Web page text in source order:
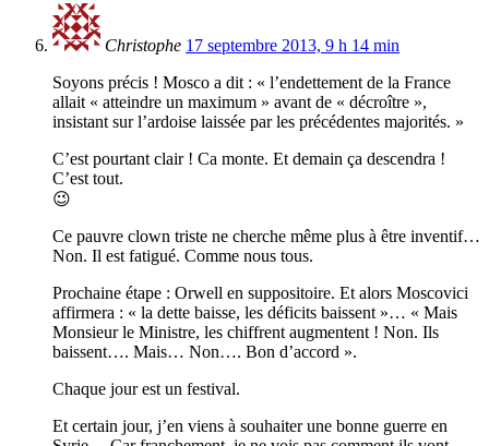
Christophe 17 septembre 2013, 9 h 14 min
Soyons précis ! Mosco a dit : « l’endettement de la France
allait « atteindre un maximum » avant de « décroître »,
insistant sur l’ardoise laissée par les précédentes majorités. »
C’est pourtant clair ! Ca monte. Et demain ça descendra !
C’est tout.
😉
Ce pauvre clown triste ne cherche même plus à être inventif…
Non. Il est fatigué. Comme nous tous.
Prochaine étape : Orwell en suppositoire. Et alors Moscovici
affirmera : « la dette baisse, les déficits baissent »… « Mais
Monsieur le Ministre, les chiffrent augmentent ! Non. Ils
baissent…. Mais… Non…. Bon d’accord ».
Chaque jour est un festival.
Et certain jour, j’en viens à souhaiter une bonne guerre en